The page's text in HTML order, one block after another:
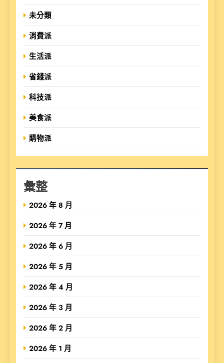
未分類
消費派
生活派
省錢派
科技派
美食派
購物派
彙整
2026 年 8 月
2026 年 7 月
2026 年 6 月
2026 年 5 月
2026 年 4 月
2026 年 3 月
2026 年 2 月
2026 年 1 月